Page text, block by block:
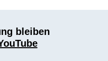
bleiben